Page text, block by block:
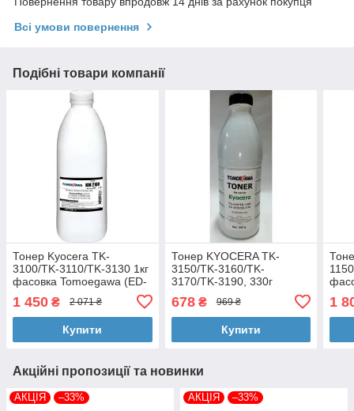
Всі умови повернення
Подібні товари компанії
Тонер Kyocera TK-
3100/TK-3110/TK-3130 1кг
фасовка Tomoegawa (ED-
1 450 ₴ 2 071 ₴
Купити
Тонер KYOCERA TK-
3150/TK-3160/TK-
3170/TK-3190, 330г
Tomoegawa (TG-KM3040-
330)
678₴ 969 ₴
Купити
1
Акційні пропозиції та новинки
АКЦІЯ –33% АКЦІЯ –33%